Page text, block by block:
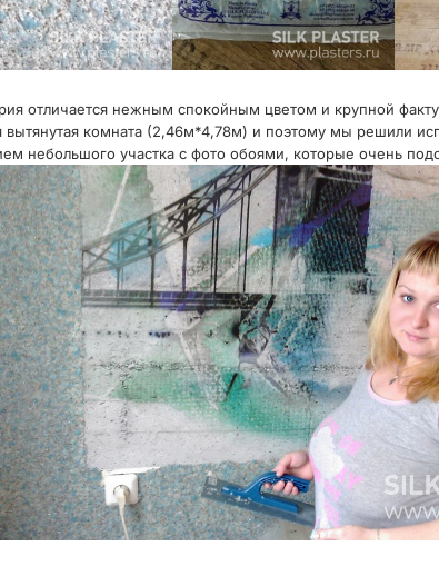
отличается нежным спокойным цветом и крупной
вытянутая комната (2,46м*4,78м) и поэтому мы решили
небольшого участка с фото обоями, которые очень